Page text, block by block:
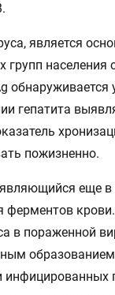
является
групп населения
обнаруживается
гепатита
пожизненно.
еще
ферментов
в пораженной
инфицированных